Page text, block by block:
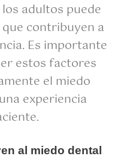
adultos puede
contribuyen a
Es importante
estos factores
el miedo
experiencia
al miedo dental